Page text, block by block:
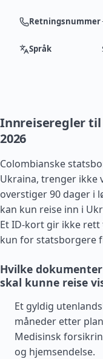
Retningsnummer
Språk
Innreiseregler til
2026
Colombianske
Ukraina, trenger ikke
overstiger 90 dager i
kan kun reise inn i
Et ID-kort gir ikke
kun for statsborgere
Hvilke
skal kunne reise
Et gyldig
måneder etter
Medisinsk
og hjemsendelse.